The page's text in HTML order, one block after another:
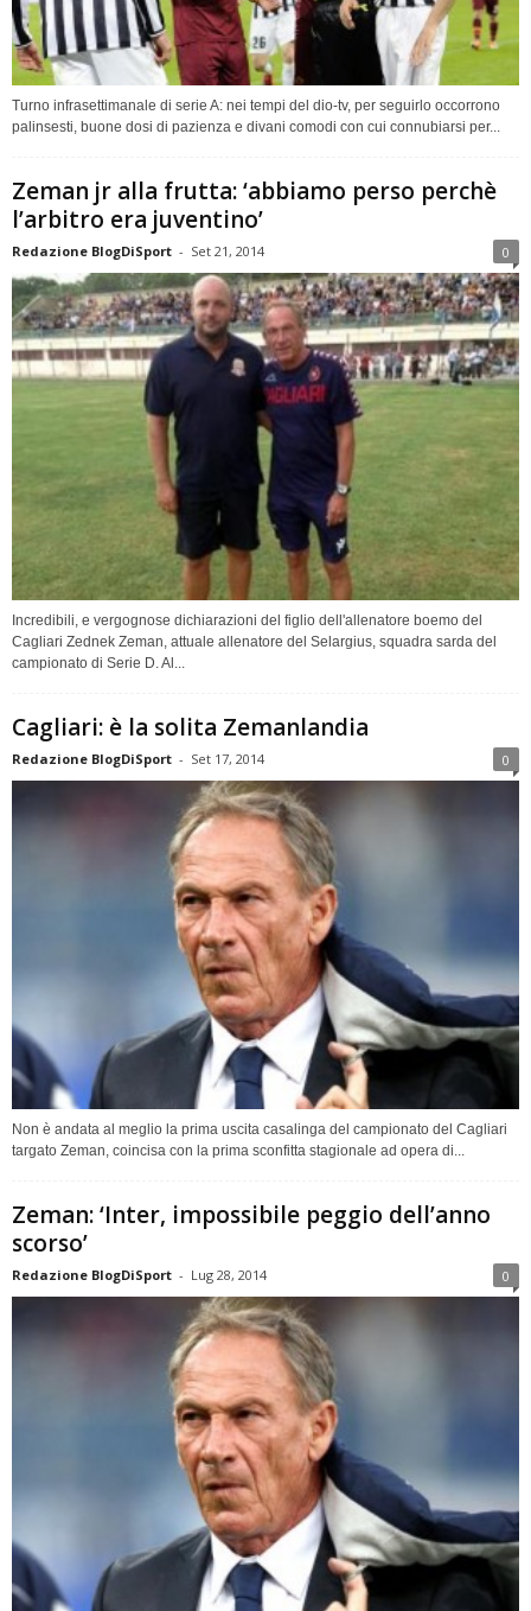
Turno infrasettimanale di serie A: nei tempi del dio-tv, per seguirlo occorrono
palinsesti, buone dosi di pazienza e divani comodi con cui connubiarsi per...
Zeman jr alla frutta: ‘abbiamo perso perchè
l’arbitro era juventino’
Redazione BlogDiSport - Set 21, 2014 0
Incredibili, e vergognose dichiarazioni del figlio dell'allenatore boemo del
Cagliari Zednek Zeman, attuale allenatore del Selargius, squadra sarda del
campionato di Serie D. Al...
Cagliari: è la solita Zemanlandia
Redazione BlogDiSport - Set 17, 2014 0
Non è andata al meglio la prima uscita casalinga del campionato del Cagliari
targato Zeman, coincisa con la prima sconfitta stagionale ad opera di...
Zeman: ‘Inter, impossibile peggio dell’anno
scorso’
Redazione BlogDiSport - Lug 28, 2014 0